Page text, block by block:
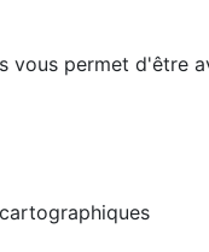
vous permet d'être